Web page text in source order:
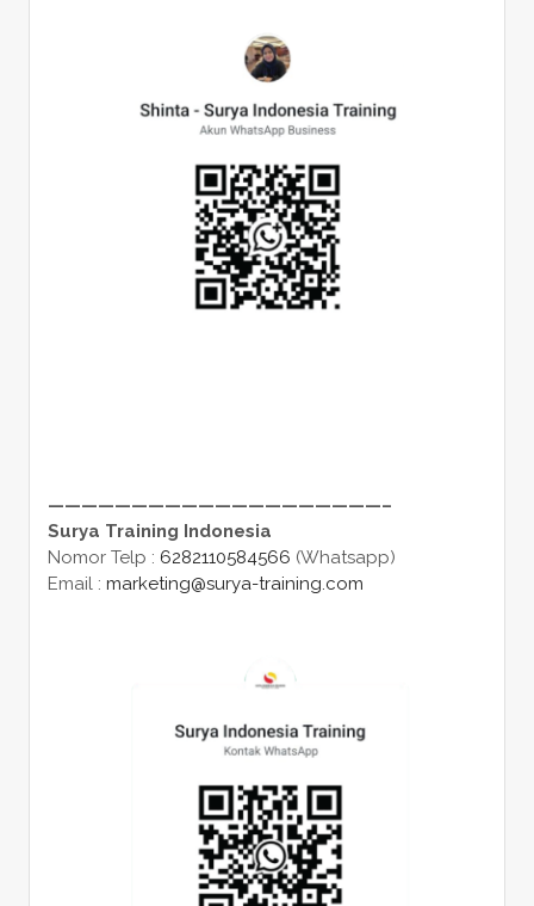
————————————————————–
Surya Training Indonesia
Nomor Telp : 6282110584566 (Whatsapp)
Email : marketing@surya-training.com